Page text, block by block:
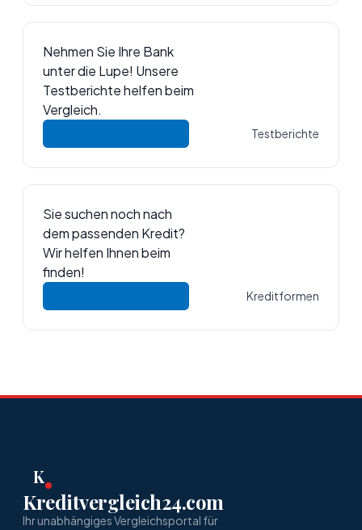
Nehmen Sie Ihre Bank
unter die Lupe! Unsere
Testberichte helfen beim
Vergleich.
Testberichte
Sie suchen noch nach
dem passenden Kredit?
Wir helfen Ihnen beim
finden!
Kreditformen
K
Kreditvergleich24.com
Ihr unabhängiges Vergleichsportal für